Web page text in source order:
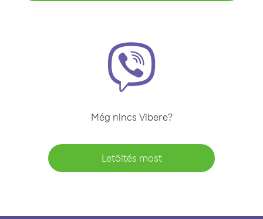
Még nincs Vibere?
Letöltés most